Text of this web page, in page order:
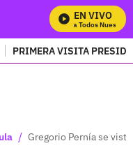
EN VIVO
Mira Todos Nuestros
PRIMERA VISITA
/ Gregorio Pernía se